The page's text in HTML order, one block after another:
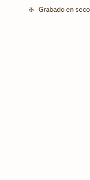
Grabado en seco